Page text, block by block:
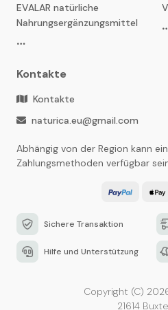
EVALAR natürliche
Nahrungsergänzungsmittel
Kontakte
Kontakte
naturica.eu@gmail.com
Abhängig von der Region kann
Zahlungsmethoden verfügbar
Sichere Transaktion
Hilfe und Unterstützung
Copyright (C)
21614